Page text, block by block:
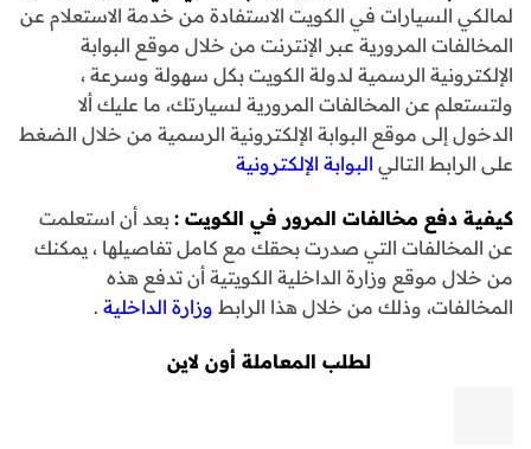
لمالكي السيارات في الكويت الاستفادة من خدمة الاستعلام عن
المخالفات المرورية عبر الإنترنت من خلال موقع البوابة
الإلكترونية الرسمية لدولة الكويت بكل سهولة وسرعة ،
ولتستعلم عن المخالفات المرورية لسيارتك، ما عليك ألا
الدخول إلى موقع البوابة الإلكترونية الرسمية من خلال الضغط
على الرابط التالي البوابة الإلكترونية
كيفية دفع مخالفات المرور في الكويت : بعد أن استعلمت
عن المخالفات التي صدرت بحقك مع كامل تفاصيلها ، يمكنك
من خلال موقع وزارة الداخلية الكويتية أن تدفع هذه
المخالفات، وذلك من خلال هذا الرابط وزارة الداخلية .
لطلب المعاملة أون لاين